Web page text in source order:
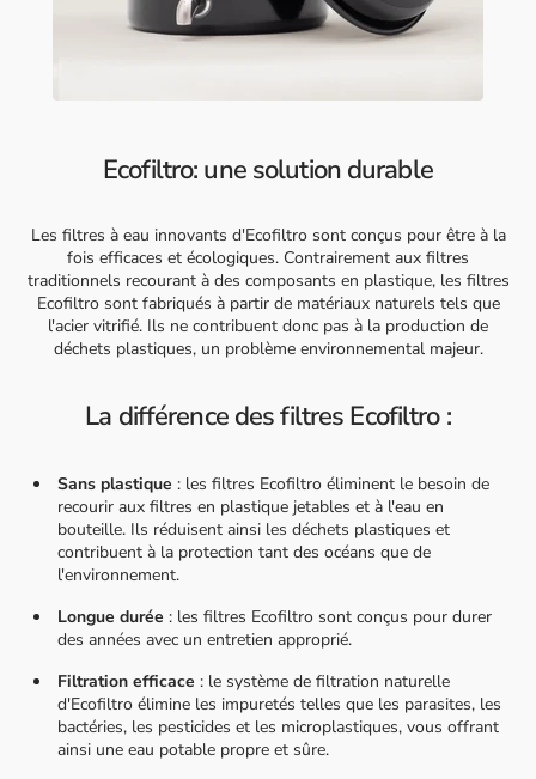
Ecofiltro: une solution durable
Les filtres à eau innovants d'Ecofiltro sont conçus pour être à la
fois efficaces et écologiques. Contrairement aux filtres
traditionnels recourant à des composants en plastique, les filtres
Ecofiltro sont fabriqués à partir de matériaux naturels tels que
l'acier vitrifié. Ils ne contribuent donc pas à la production de
déchets plastiques, un problème environnemental majeur.
La différence des filtres Ecofiltro :
Sans plastique : les filtres Ecofiltro éliminent le besoin de
recourir aux filtres en plastique jetables et à l'eau en
bouteille. Ils réduisent ainsi les déchets plastiques et
contribuent à la protection tant des océans que de
l'environnement.
Longue durée : les filtres Ecofiltro sont conçus pour durer
des années avec un entretien approprié.
Filtration efficace : le système de filtration naturelle
d'Ecofiltro élimine les impuretés telles que les parasites, les
bactéries, les pesticides et les microplastiques, vous offrant
ainsi une eau potable propre et sûre.